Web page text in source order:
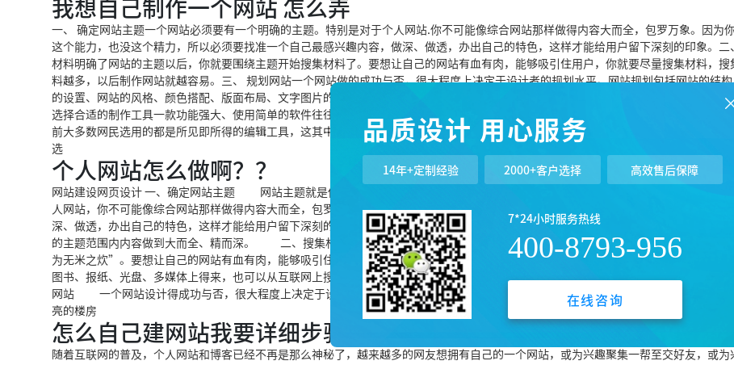
我想自己制作一个网站 怎么弄
一、 确定网站主题一个网站必须要有一个明确的主题。特别是对于个人网站.你不可能像综合网站那样做得内容大而全，包罗万象。因为
这个能力，也没这个精力，所以必须要找准一个自己最感兴趣内容，做深、做透，办出自己的特色，这样才能给用户留下深刻的印象。二
材料明确了网站的主题以后，你就要围绕主题开始搜集材料了。要想让自己的网站有血有肉，能够吸引住用户，你就要尽量搜集材料，搜
料越多，以后制作网站就越容易。三、 规划网站一个网站做的成功与否，很大程度上决定于设计者的规划水平。网站规划包括网站的结
的设置、网站的风格、颜色搭配、版面布局、文字图片的运用等，你只有在制作网页之前把这些方面都考虑到了，才能在制作时胸有成竹
选择合适的制作工具一款功能强大、使用简单的软件往往可以起到事半功倍的效果。网页制作涉及的工具比较多，首先就是网页制作工具
前大多数网民选用的都是所见即所得的编辑工具，这其中的优秀者当然是Dreamweaver和Frontpage了，如果是初学者，
选
个人网站怎么做啊？？
网站建设网页设计 一、确定网站主题 网站主题就是你建立的网站所要包含的主要内容，一个网站必须要有一个明确的主题。特别是
人网站，你不可能像综合网站那样做得内容大而全，包罗万象。你没有这个能力，也没这个精力，所以必须要找准一个自己最感兴趣内容
深、做透，办出自己的特色，这样才能给用户留下深刻的印象。网站的主题无定则，只要是你感兴趣的，任何内容都可以，但主题要鲜明
的主题范围内内容做到大而全、精而深。 二、搜集材料 明确了网站的主题以后，你就要围绕主题开始搜集材料了。常言道：“
为无米之炊”。要想让自己的网站有血有肉，能够吸引住用户，你就要尽量搜集材料，搜集得材料越多，以后制作网站就越容易。材料既
图书、报纸、光盘、多媒体上得来，也可以从互联网上搜集，然后把搜集的材料去粗取精，去伪存真，作为自己制作网页的素材。 三
网站 一个网站设计得成功与否，很大程度上决定于设计者的规划水平，规划网站就像设计师设计大楼一样，图纸设计好了，才能建
亮的楼房
怎么自己建网站我要详细步骤
随着互联网的普及，个人网站和博客已经不再是那么神秘了，越来越多的网友想拥有自己的一个网站，或为兴趣聚集一帮至交好友，或为
品质设计 用心服务
14年+定制经验 2000+客户选择 高效售后保障
7*24小时服务热线
400-8793-956
在线咨询